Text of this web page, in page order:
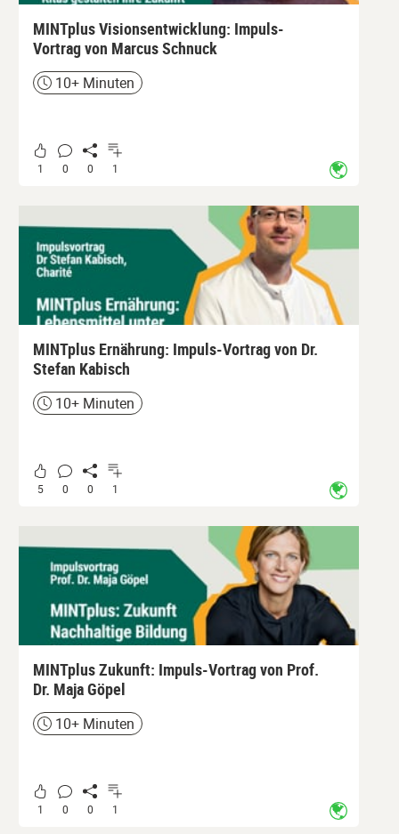
MINTplus Visionsentwicklung: Impuls-
Vortrag von Marcus Schnuck
Zeit10+ Minuten
1 0 0 1
MINTplus Ernährung: Impuls-Vortrag von Dr.
Stefan Kabisch
Zeit10+ Minuten
5 0 0 1
MINTplus Zukunft: Impuls-Vortrag von Prof.
Dr. Maja Göpel
Zeit10+ Minuten
1 0 0 1